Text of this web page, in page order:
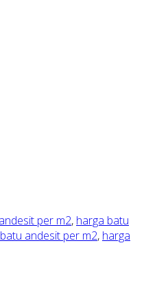
per m2, harga batu
andesit per m2, harga